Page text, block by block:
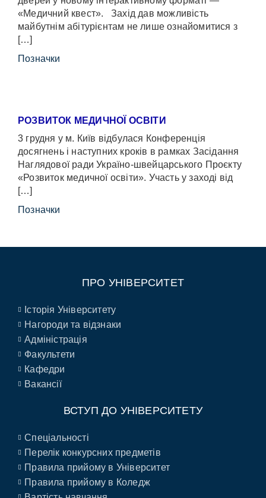
«Медичний квест». Захід дав можливість
майбутнім абітурієнтам не лише ознайомитися з
[…]
Позначки
РОЗВИТОК МЕДИЧНОЇ ОСВІТИ
3 грудня у м. Київ відбулася Конференція
досягнень і наступних кроків в рамках Засідання
Наглядової ради Україно-швейцарського Проєкту
«Розвиток медичної освіти». Участь у заході від
[…]
Позначки
ПРО УНІВЕРСИТЕТ
Історія Університету
Нагороди та відзнаки
Адміністрація
Факультети
Кафедри
Вакансії
ВСТУП ДО УНІВЕРСИТЕТУ
Спеціальності
Перелік конкурсних предметів
Правила прийому в Університет
Правила прийому в Коледж